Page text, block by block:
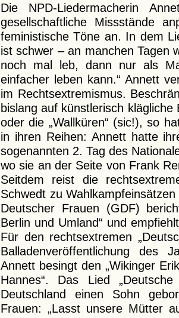
Die NPD-Liedermacherin
gesellschaftliche Missstände
feministische Töne an. In dem
ist schwer – an manchen Tagen
noch mal leb, dann nur als
einfacher leben kann.“ Annett
im Rechtsextremismus.
bislang auf künstlerisch klägliche
oder die „Wallküren“ (sic!), so
in ihren Reihen: Annett hatte
sogenannten 2. Tag des
wo sie an der Seite von Frank
Seitdem reist die
Schwedt zu
Deutscher Frauen (GDF)
Berlin und Umland“ und
Für den rechtsextremen
Balladenveröffentlichung des
Annett besingt den „Wikinger
Hannes“. Das Lied
Deutschland einen Sohn
Frauen: „Lasst unsere Mütter